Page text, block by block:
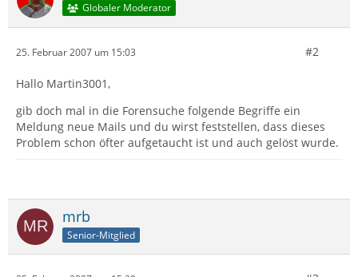
Globaler Moderator
25. Februar 2007 um 15:03 #2
Hallo Martin3001,
gib doch mal in die Forensuche folgende Begriffe ein
Meldung neue Mails und du wirst feststellen, dass dieses
Problem schon öfter aufgetaucht ist und auch gelöst wurde.
mrb
Senior-Mitglied